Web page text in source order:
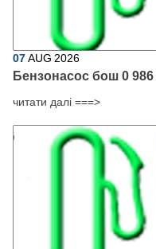
07AUG 2026
Бензонасос бош 0 986
читати далі ===>